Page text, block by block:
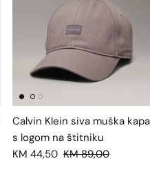
Calvin Klein siva muška kapa
s logom na štitniku
KM 44,50 KM 89,00